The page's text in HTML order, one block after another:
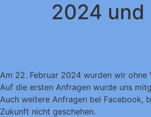
2024 und
Am 22. Februar 2024 wurden wir
Auf die ersten Anfragen wurde uns
Auch weitere Anfragen bei Facebook,
Zukunft nicht geschehen.